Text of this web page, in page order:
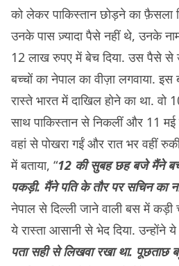
को लेकर पाकिस्तान छोड़ने का फ़ैसला
उनके पास ज़्यादा पैसे नहीं थे, उनके
12 लाख रुपए में बेच दिया. उस पैसे से
बच्चों का नेपाल का वीज़ा लगवाया. इस
रास्ते भारत में दाखिल होने का था.
साथ पाकिस्तान से निकलीं और 11
वहां से पोखरा गईं और रात भर वहीं
में बताया, “12 की सुबह छह बजे मैंने
पकड़ी. मैंने पति के तौर पर सचिन का
नेपाल से दिल्ली जाने वाली बस में कड़ी
ये रास्ता आसानी से भेद दिया. उन्होंने ये
पता सही से लिखवा रखा था. पूछताछ